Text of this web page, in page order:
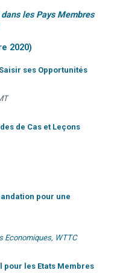
les Pays Membres
2020)
ses Opportunités
de Cas et Leçons
pour une
Economiques, WTTC
les Etats Membres